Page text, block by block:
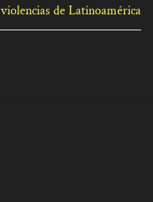
violencias de Latinoamérica